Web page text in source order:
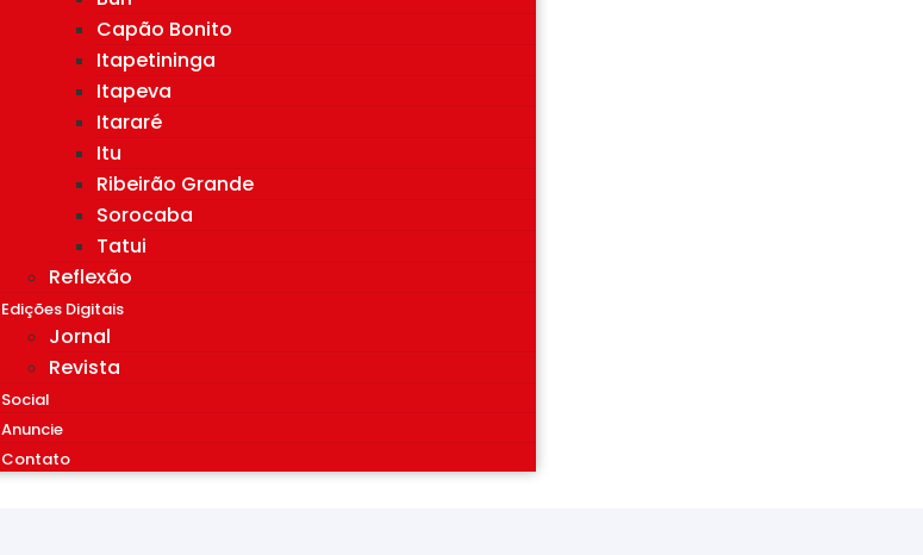
Capão Bonito
Itapetininga
Itapeva
Itararé
Itu
Ribeirão Grande
Sorocaba
Tatui
Reflexão
Edições Digitais
Jornal
Revista
Social
Anuncie
Contato